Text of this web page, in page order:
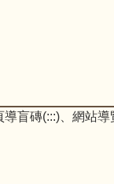
盲磚(:::)、網站